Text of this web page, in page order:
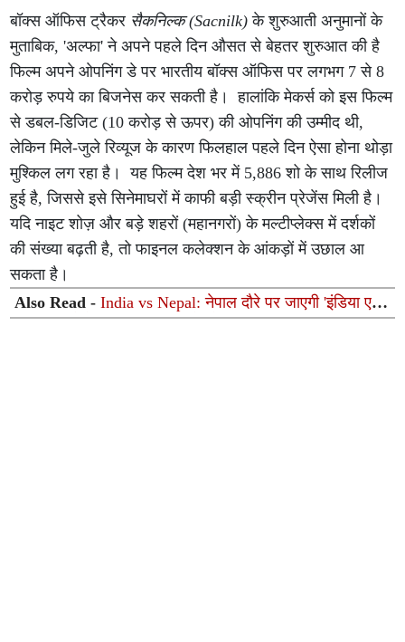
बॉक्स ऑफिस ट्रैकर सैकनिल्क (Sacnilk) के शुरुआती अनुमानों के
मुताबिक, 'अल्फा' ने अपने पहले दिन औसत से बेहतर शुरुआत की है
फिल्म अपने ओपनिंग डे पर भारतीय बॉक्स ऑफिस पर लगभग 7 से 8
करोड़ रुपये का बिजनेस कर सकती है। हालांकि मेकर्स को इस फिल्म
से डबल-डिजिट (10 करोड़ से ऊपर) की ओपनिंग की उम्मीद थी,
लेकिन मिले-जुले रिव्यूज के कारण फिलहाल पहले दिन ऐसा होना थोड़ा
मुश्किल लग रहा है। यह फिल्म देश भर में 5,886 शो के साथ रिलीज
हुई है, जिससे इसे सिनेमाघरों में काफी बड़ी स्क्रीन प्रेजेंस मिली है।
यदि नाइट शोज़ और बड़े शहरों (महानगरों) के मल्टीप्लेक्स में दर्शकों
की संख्या बढ़ती है, तो फाइनल कलेक्शन के आंकड़ों में उछाल आ
सकता है।
Also Read -India vs Nepal: नेपाल दौरे पर जाएगी 'इंडिया ए'
टीम, तीन मैचों की टी20 सीरीज के शेड्यूल का हुआ आधिकारिक